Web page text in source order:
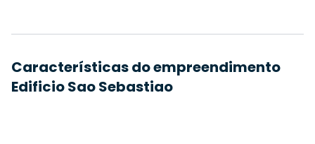
Características do empreendimento
Edificio Sao Sebastiao